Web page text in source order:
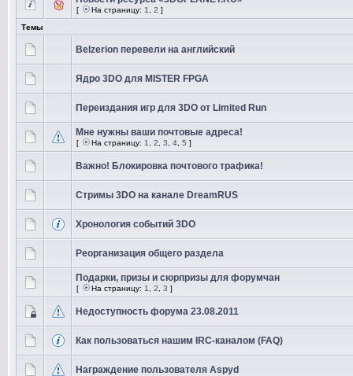
[ На страницу: 1 2 ]
Темы
Belzerion перевели на английский
Ядро 3DO для MISTER FPGA
Переиздания игр для 3DO от Limited Run
Мне нужны ваши почтовые адреса!
[ На страницу: 1 2 3 4 5 ]
Важно! Блокировка почтового трафика!
Стримы 3DO на канале DreamRUS
Хронология событий 3DO
Реорганизация общего раздела
Подарки, призы и сюрпризы для форумчан
[ На страницу: 1 2 3 ]
Недоступность форума 23.08.2011
Как пользоваться нашим IRC-каналом (FAQ)
Награждение пользователя Aspyd